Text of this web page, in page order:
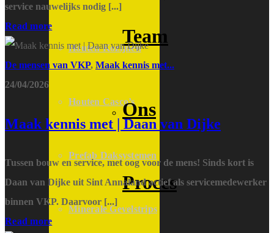
Houten Kozijnen
Houten Casco’s
Prefab Daksystemen
Minerale Gevelstrips
Team
Ons
Proces
service nauwelijks nodig [...]
Read more
De mensen van VKP, Maak kennis met...
24/04/2026
Maak kennis met | Daan van Dijke
Tussen bouw en service, met oog voor de mens! Sinds kort is
Daan van Dijke uit Sint Annaland actief als servicemedewerker
binnen VKP. Daarvoor [...]
Read more